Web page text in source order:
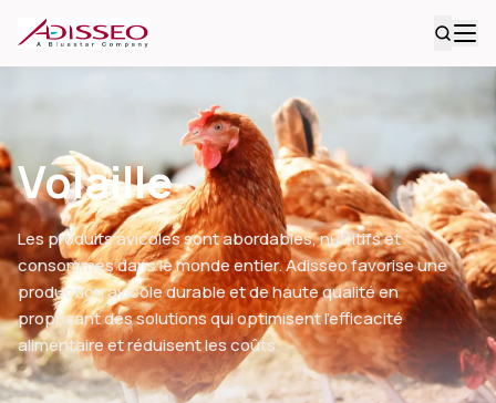
Volaille
Les produits avicoles sont abordables, nutritifs et
consommés dans le monde entier. Adisseo favorise une
production avicole durable et de haute qualité en
proposant des solutions qui optimisent l’efficacité
alimentaire et réduisent les coûts.